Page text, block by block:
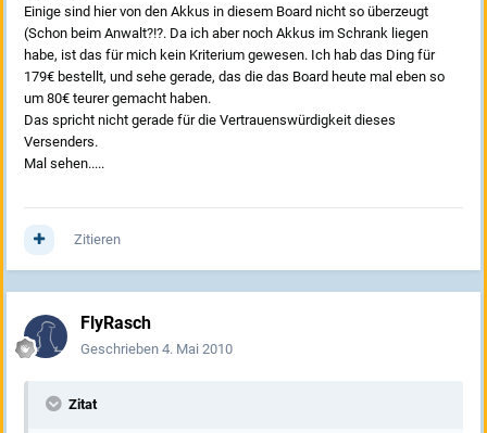
Einige sind hier von den Akkus in diesem Board nicht so überzeugt
(Schon beim Anwalt?!?. Da ich aber noch Akkus im Schrank liegen
habe, ist das für mich kein Kriterium gewesen. Ich hab das Ding für
179€ bestellt, und sehe gerade, das die das Board heute mal eben so
um 80€ teurer gemacht haben.
Das spricht nicht gerade für die Vertrauenswürdigkeit dieses
Versenders.
Mal sehen.....
Zitieren
FlyRasch
Geschrieben 4. Mai 2010
Zitat